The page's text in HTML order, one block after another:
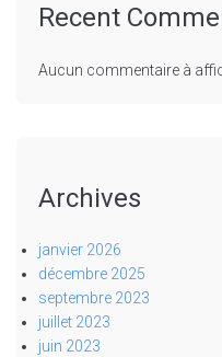
Recent
Aucun commentaire à
Archives
janvier 2026
décembre 2025
septembre 2023
juillet 2023
juin 2023